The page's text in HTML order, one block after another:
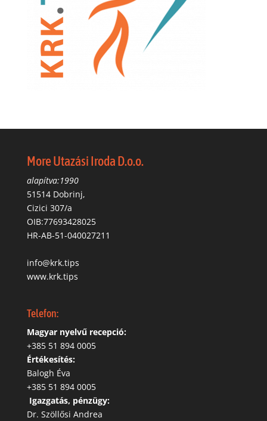
More Utazási Iroda D.o.o.
alapítva:1990
51514 Dobrinj,
Cizici 307/a
OIB:77693428025
HR-AB-51-040027211
info@krk.tips
www.krk.tips
Telefon:
Magyar nyelvű recepció:
‭+385 51 894 0005
Értékesítés:
Balogh Éva
+385 51 894 0005
Igazgatás, pénzügy:
Dr. Szöllősi Andrea